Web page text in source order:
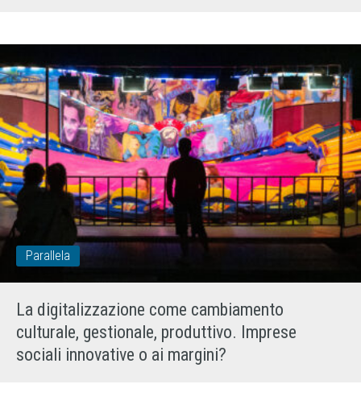
Parallela
La digitalizzazione come cambiamento
culturale, gestionale, produttivo. Imprese
sociali innovative o ai margini?